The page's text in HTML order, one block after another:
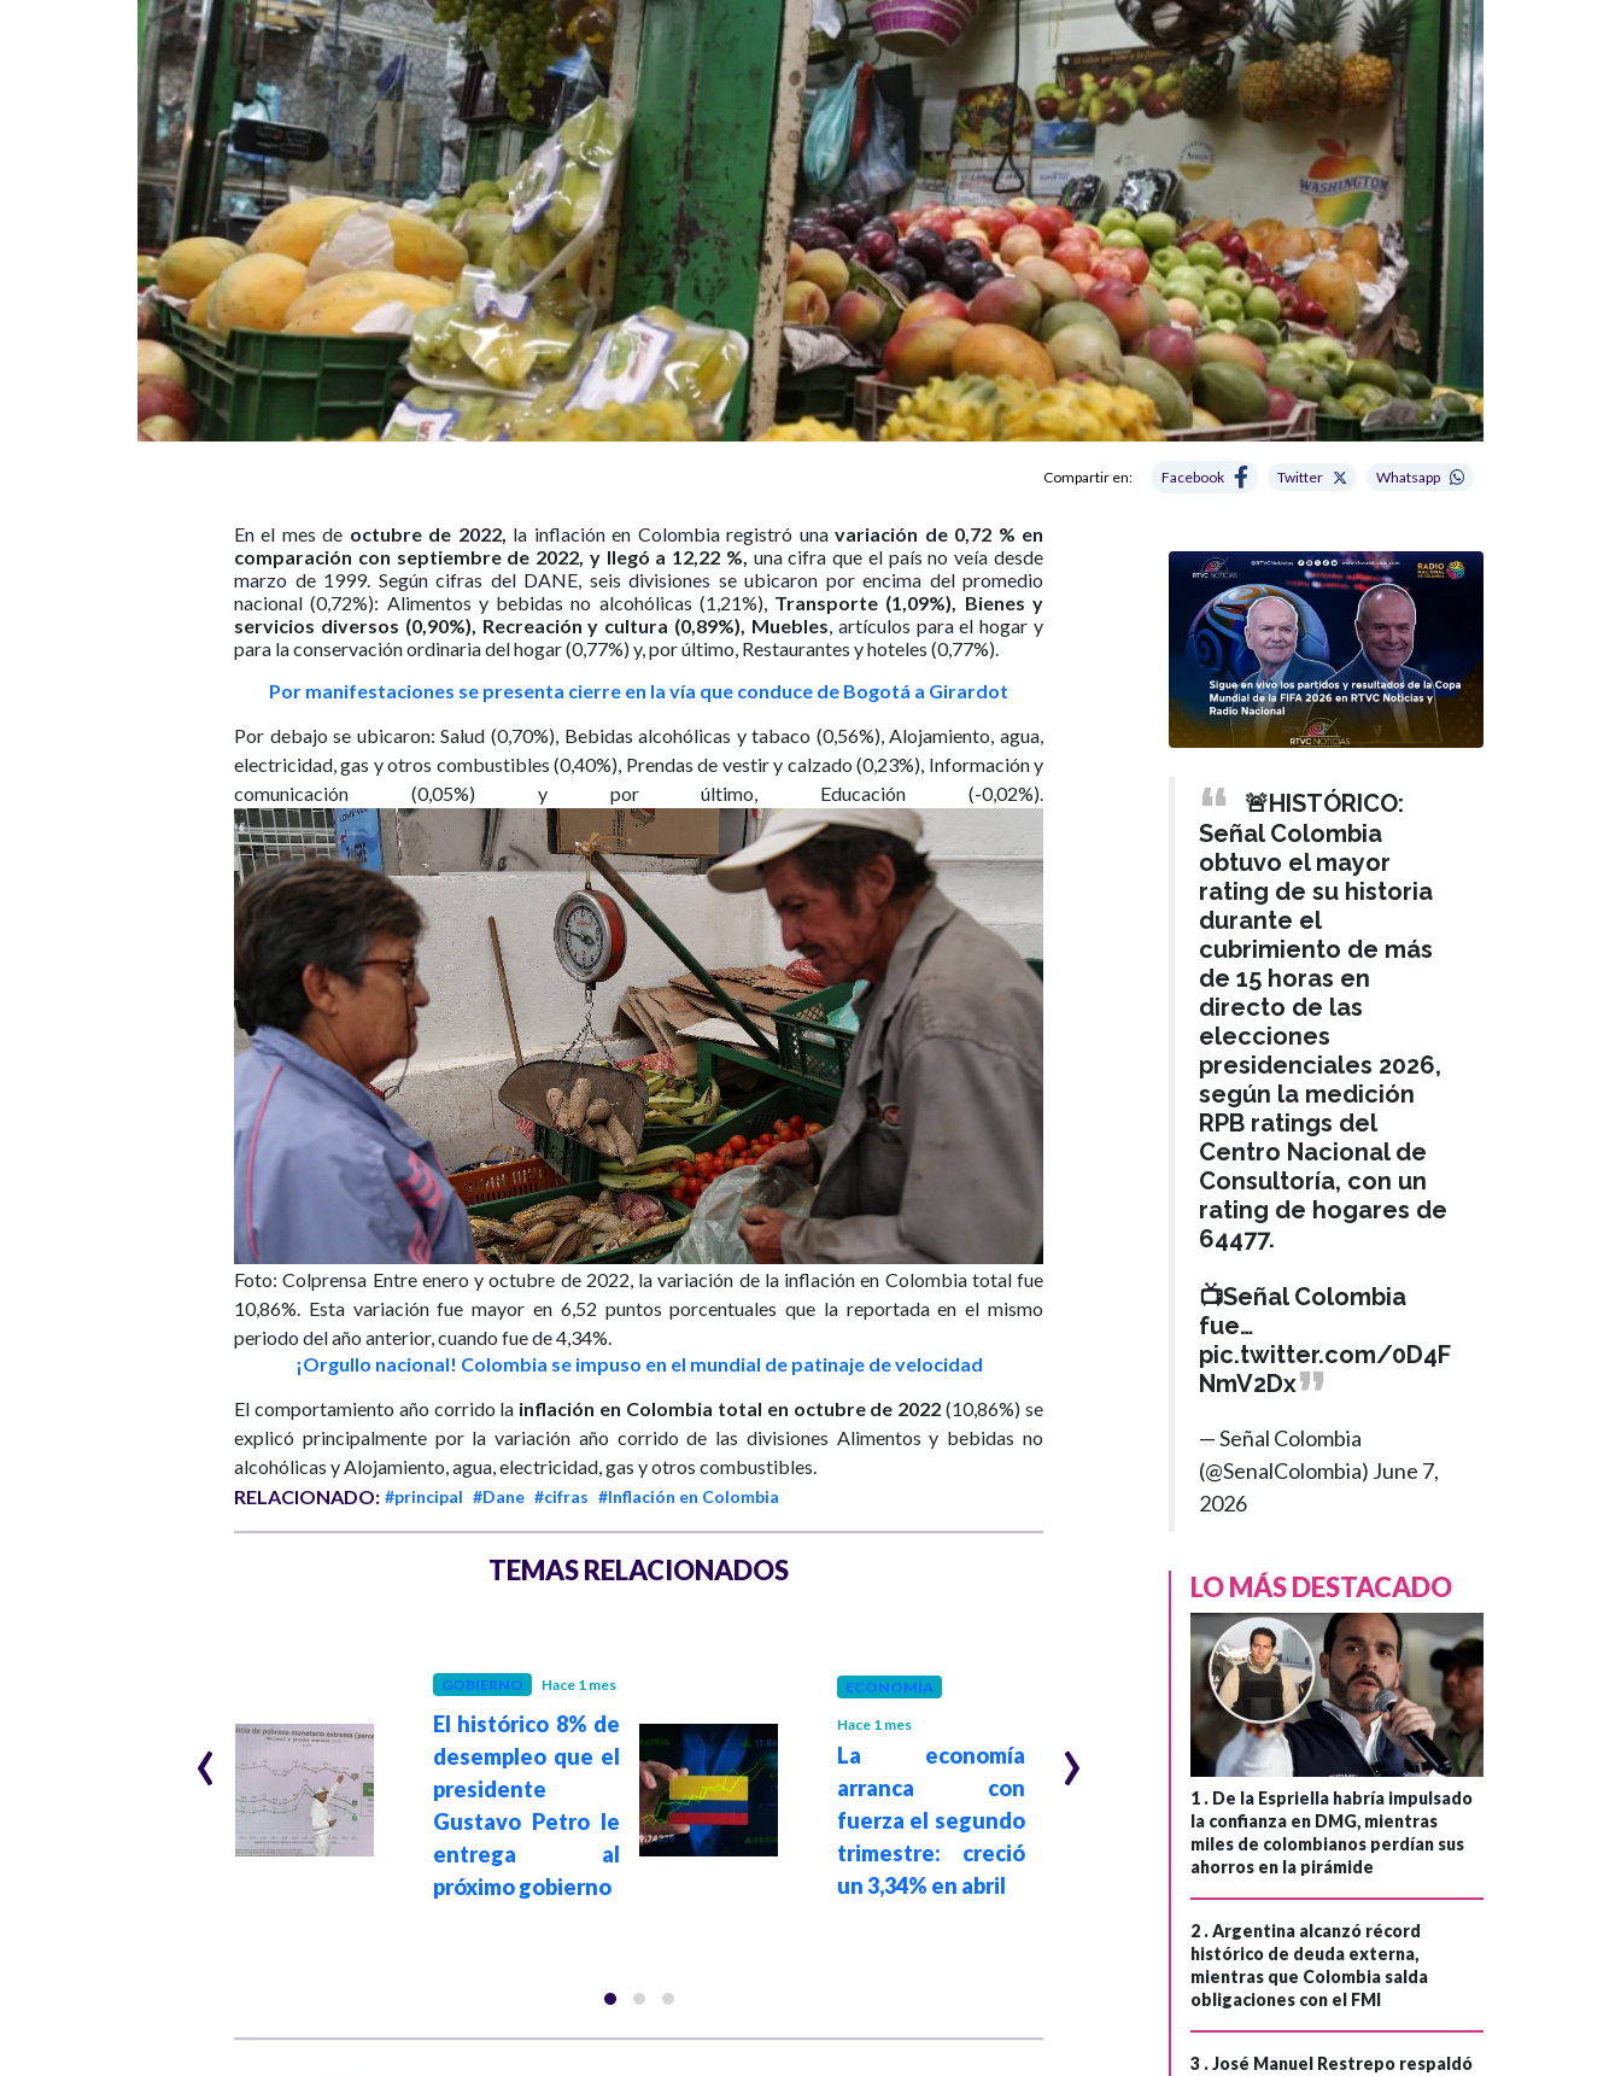
Compartir en: Facebook Twitter Whatsapp
En el mes de octubre de 2022, la inflación en Colombia registró unavariación de 0,72 % en
comparación con septiembre de 2022, y llegó a 12,22 %, una cifra que el país no veía desde
marzo de 1999. Según cifras del DANE, seis divisiones se ubicaron por encima del promedio
nacional (0,72%): Alimentos y bebidas no alcohólicas (1,21%),Transporte (1,09%), Bienes y
servicios diversos (0,90%), Recreación y cultura (0,89%), Muebles, artículos para el hogar y
para la conservación ordinaria del hogar (0,77%) y, por último, Restaurantes y hoteles (0,77%).
Por manifestaciones se presenta cierre en la vía que conduce de Bogotá a Girardot
Por debajo se ubicaron: Salud (0,70%), Bebidas alcohólicas y tabaco (0,56%), Alojamiento, agua,
electricidad, gas y otros combustibles (0,40%), Prendas de vestir y calzado (0,23%), Información y
comunicación (0,05%) y por último, Educación (-0,02%).
Foto: Colprensa Entre enero y octubre de 2022, la variación de la inflación en Colombia total fue
10,86%. Esta variación fue mayor en 6,52 puntos porcentuales que la reportada en el mismo
periodo del año anterior, cuando fue de 4,34%.
¡Orgullo nacional! Colombia se impuso en el mundial de patinaje de velocidad
El comportamiento año corrido la inflación en Colombia total en octubre de 2022 (10,86%) se
explicó principalmente por la variación año corrido de las divisiones Alimentos y bebidas no
alcohólicas y Alojamiento, agua, electricidad, gas y otros combustibles.
RELACIONADO: #principal #Dane #cifras #Inflación en Colombia
TEMAS RELACIONADOS
Colombia: cerca
de 4 millones de
GOBIERNO Hace 1 mes
El histórico 8% de
desempleo que el
presidente
Gustavo Petro le
entrega al
próximo gobierno
ECONOMÍA
Hace 1 mes
La economía
arranca con
fuerza el segundo
trimestre: creció
un 3,34% en abril
ECONOMÍA
Hace 1 mes
Precios de
alimentos en
Colombia se
mantienen
estables, según
reporte del Dane
‹ ›
🚨HISTÓRICO:
Señal Colombia
obtuvo el mayor
rating de su historia
durante el
cubrimiento de más
de 15 horas en
directo de las
elecciones
presidenciales 2026,
según la medición
RPB ratings del
Centro Nacional de
Consultoría, con un
rating de hogares de
64477.
📺Señal Colombia
fue…
pic.twitter.com/0D4F
NmV2Dx
— Señal Colombia
(@SenalColombia) June 7,
2026
LO MÁS DESTACADO
1 . De la Espriella habría impulsado
la confianza en DMG, mientras
miles de colombianos perdían sus
ahorros en la pirámide
2 .Argentina alcanzó récord
histórico de deuda externa,
mientras que Colombia salda
obligaciones con el FMI
3 .José Manuel Restrepo respaldó